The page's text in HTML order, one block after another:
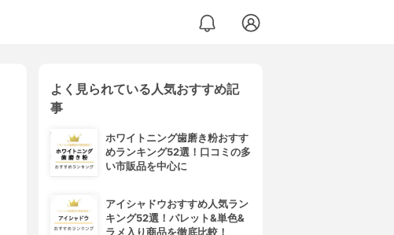
よく見られている人気おすすめ記
事
ホワイトニング歯磨き粉おすす
めランキング52選！口コミの多
い市販品を中心に
アイシャドウおすすめ人気ラン
キング52選！パレット&単色&
ラメ入り商品を徹底比較！